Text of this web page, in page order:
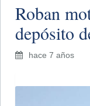
Roban
depósito
hace 7 años